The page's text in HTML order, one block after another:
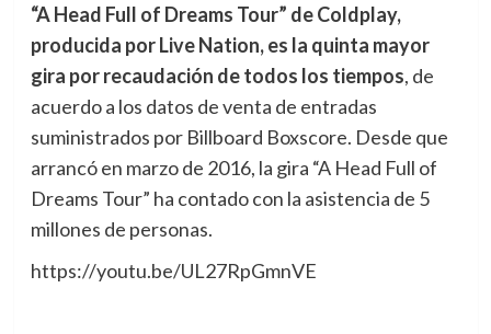
“A Head Full of Dreams Tour” de Coldplay,
producida por Live Nation, es la quinta mayor
gira por recaudación de todos los tiempos, de
acuerdo a los datos de venta de entradas
suministrados por Billboard Boxscore. Desde que
arrancó en marzo de 2016, la gira “A Head Full of
Dreams Tour” ha contado con la asistencia de 5
millones de personas.
https://youtu.be/UL27RpGmnVE